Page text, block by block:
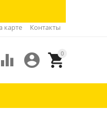
карте Контакты
0


